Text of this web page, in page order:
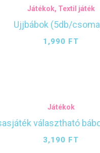
Játékok, Textil játék
Ujjbábok (5db/
1,990 FT
Játékok
választható
3,190 FT